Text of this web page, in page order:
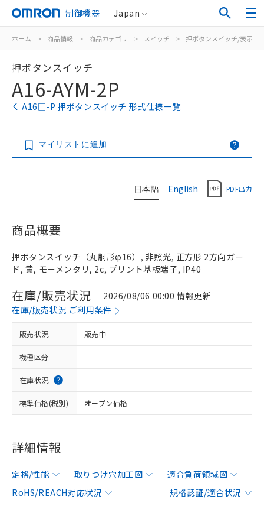
制御機器 Japan
ホーム > 商品情報 > 商品カテゴリ > スイッチ > 押ボタンスイッチ/表示灯
押ボタンスイッチ
A16-AYM-2P
A16□-P 押ボタンスイッチ 形式仕様一覧
マイリストに追加
日本語 English PDF出力
商品概要
押ボタンスイッチ（丸胴形φ16）, 非照光, 正方形 2方向ガー
ド, 黄, モーメンタリ, 2c, プリント基板端子, IP40
在庫/販売状況
2026/08/06 00:00 情報更新
在庫/販売状況 ご利用条件
販売状況 販売中
機種区分 -
在庫状況
標準価格(税別) オープン価格
詳細情報
定格/性能 取りつけ穴加工図
適合負荷領域図
RoHS/REACH対応状況
規格認証/適合状況